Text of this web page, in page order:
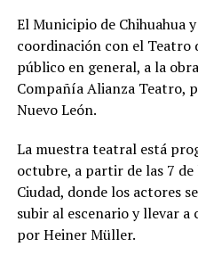
El Municipio de Chihuahua
coordinación con el Teatro
público en general, a la
Compañía Alianza Teatro,
Nuevo León.
La muestra teatral está
octubre, a partir de las 7
Ciudad, donde los actores
subir al escenario y llevar a
por Heiner Müller.